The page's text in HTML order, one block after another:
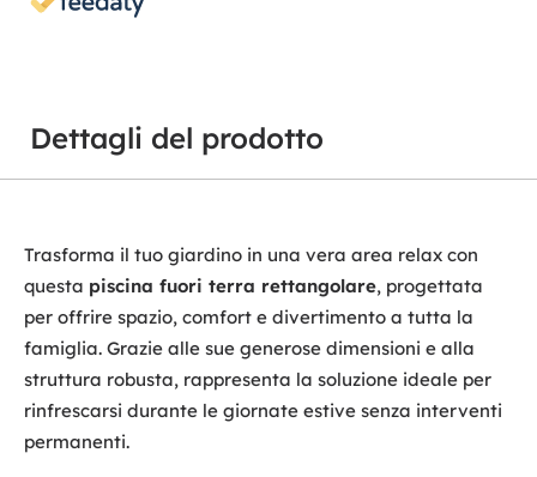
Dettagli del prodotto
Trasforma il tuo giardino in una vera area relax con
questa piscina fuori terra rettangolare, progettata
per offrire spazio, comfort e divertimento a tutta la
famiglia. Grazie alle sue generose dimensioni e alla
struttura robusta, rappresenta la soluzione ideale per
rinfrescarsi durante le giornate estive senza interventi
permanenti.